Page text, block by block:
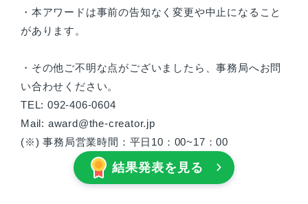
・本アワードは事前の告知なく変更や中止になること
があります。
・その他ご不明な点がございましたら、事務局へお問
い合わせください。
TEL: 092-406-0604
Mail: award@the-creator.jp
(※) 事務局営業時間：平日10：00~17：00
結果発表を見る